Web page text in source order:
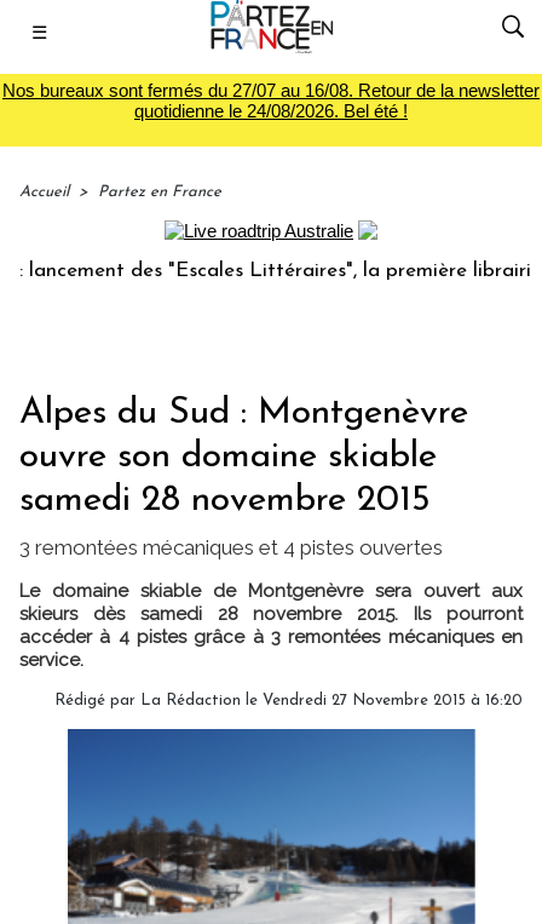
☰
Nos bureaux sont fermés du 27/07 au 16/08. Retour de la newsletter
quotidienne le 24/08/2026. Bel été !
Accueil > Partez en France
des "Escales Littéraires", la première librairie du
Alpes du Sud : Montgenèvre
ouvre son domaine skiable
samedi 28 novembre 2015
3 remontées mécaniques et 4 pistes ouvertes
Le domaine skiable de Montgenèvre sera ouvert aux
skieurs dès samedi 28 novembre 2015. Ils pourront
accéder à 4 pistes grâce à 3 remontées mécaniques en
service.
Rédigé par La Rédaction le Vendredi 27 Novembre 2015 à 16:20